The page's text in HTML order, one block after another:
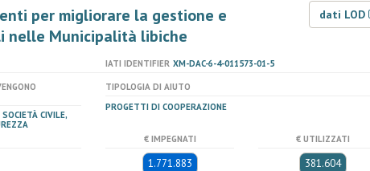
per migliorare la gestione e
nelle Municipalità libiche
dati LOD
IATI IDENTIFIER XM-DAC-6-4-011573-01-5
CIVILE,
TIPOLOGIA DI AIUTO
PROGETTI DI COOPERAZIONE
€ IMPEGNATI
1.771.883
€ UTILIZZATI
381.604